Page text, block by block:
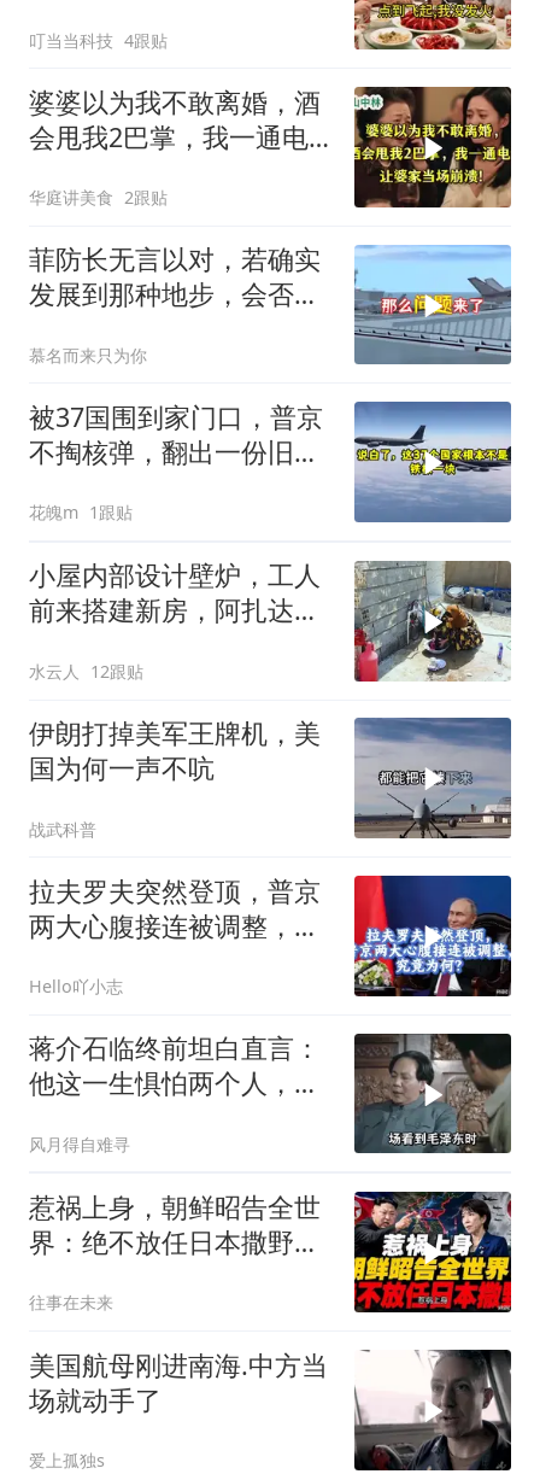
叮当当科技 4跟贴
婆婆以为我不敢离婚，酒
会甩我2巴掌，我一通电
华庭讲美食 2跟贴
菲防长无言以对，若确实
发展到那种地步，会否上
慕名而来只为你
被37国围到家门口，普京
不掏核弹，翻出一份旧合
花魄m 1跟贴
小屋内部设计壁炉，工人
前来搭建新房，阿扎达思
水云人 12跟贴
伊朗打掉美军王牌机，美
国为何一声不吭
战武科普
拉夫罗夫突然登顶，普京
两大心腹接连被调整，究
Hello吖小志
蒋介石临终前坦白直言：
他这一生惧怕两个人，却
风月得自难寻
惹祸上身，朝鲜昭告全世
界：绝不放任日本撒野！
往事在未来
美国航母刚进南海.中方当
场就动手了
爱上孤独s